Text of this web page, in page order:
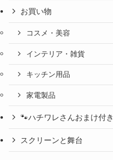
お買い物
コスメ・美容
インテリア・雑貨
キッチン用品
家電製品
🐾ハチワレさんおまけ付き
スクリーンと舞台